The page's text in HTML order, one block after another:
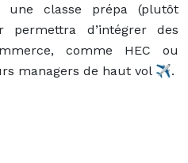
une classe prépa (plutôt
permettra d’intégrer des
comme HEC ou
managers de haut vol ✈️.